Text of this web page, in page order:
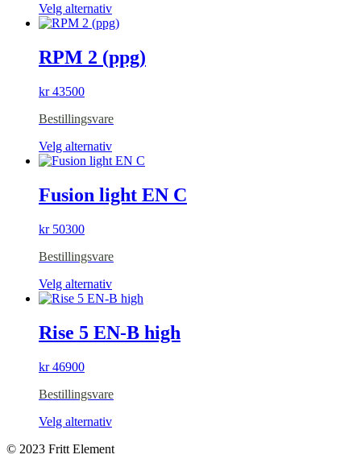
Velg alternativDette
produktet
varianter.
på
RPM 2 (ppg)
kr43500
Bestillingsvare
Velg alternativDette
produktet
flere
varianter.
på
Fusion light EN C
kr50300
Bestillingsvare
Velg alternativDette
produktet
flere
varianter.
på
Rise 5 EN-B high
kr46900
Bestillingsvare
Velg alternativDette
har
© 2023 Fritt Element